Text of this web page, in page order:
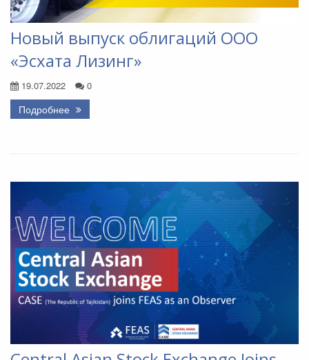
Новый выпуск облигаций ООО
«Эсхата Лизинг»
19.07.2022 0
Подробнее